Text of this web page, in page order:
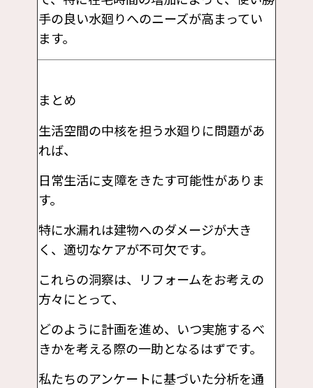
手の良い水廻りへのニーズが高まってい
ます。
まとめ
生活空間の中核を担う水廻りに問題があ
れば、
日常生活に支障をきたす可能性がありま
す。
特に水漏れは建物へのダメージが大き
く、適切なケアが不可欠です。
これらの洞察は、リフォームをお考えの
方々にとって、
どのように計画を進め、いつ実施するべ
きかを考える際の一助となるはずです。
私たちのアンケートに基づいた分析を通